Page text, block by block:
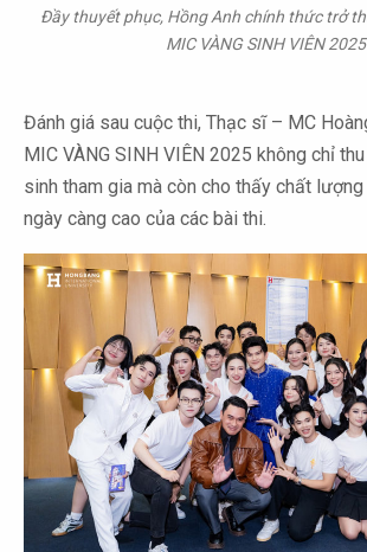
Đầy thuyết phục, Hồng Anh chính thức trở
MIC VÀNG SINH VIÊN 2025
Đánh giá sau cuộc thi, Thạc sĩ – MC
MIC VÀNG SINH VIÊN 2025 không chỉ
sinh tham gia mà còn cho thấy chất lượng
ngày càng cao của các bài thi.